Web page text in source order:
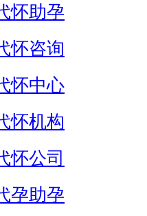
怀助孕
怀咨询
怀中心
怀机构
怀公司
孕助孕